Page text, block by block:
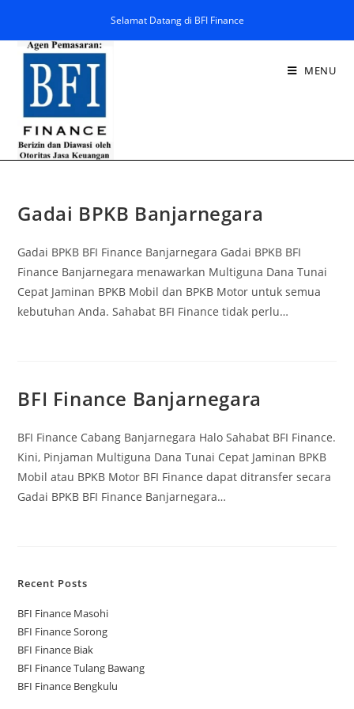
Selamat Datang di BFI Finance
MENU
Gadai BPKB Banjarnegara
Gadai BPKB BFI Finance Banjarnegara Gadai BPKB BFI
Finance Banjarnegara menawarkan Multiguna Dana Tunai
Cepat Jaminan BPKB Mobil dan BPKB Motor untuk semua
kebutuhan Anda. Sahabat BFI Finance tidak perlu…
BFI Finance Banjarnegara
BFI Finance Cabang Banjarnegara Halo Sahabat BFI Finance.
Kini, Pinjaman Multiguna Dana Tunai Cepat Jaminan BPKB
Mobil atau BPKB Motor BFI Finance dapat ditransfer secara
Gadai BPKB BFI Finance Banjarnegara…
Recent Posts
BFI Finance Masohi
BFI Finance Sorong
BFI Finance Biak
BFI Finance Tulang Bawang
BFI Finance Bengkulu